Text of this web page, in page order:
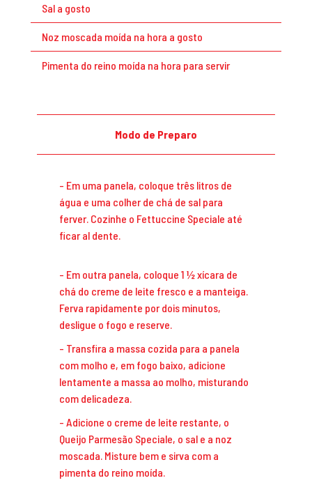
Sal a gosto
Noz moscada moída na hora a gosto
Pimenta do reino moída na hora para servir
Modo de Preparo
Em uma panela, coloque três litros de
água e uma colher de chá de sal para
ferver. Cozinhe o Fettuccine Speciale até
ficar al dente.
Em outra panela, coloque 1 ½ xícara de
chá do creme de leite fresco e a manteiga.
Ferva rapidamente por dois minutos,
desligue o fogo e reserve.
Transfira a massa cozida para a panela
com molho e, em fogo baixo, adicione
lentamente a massa ao molho, misturando
com delicadeza.
Adicione o creme de leite restante, o
Queijo Parmesão Speciale, o sal e a noz
moscada. Misture bem e sirva com a
pimenta do reino moída.